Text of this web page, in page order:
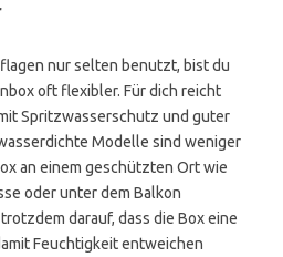
nur selten benutzt, bist du
oft flexibler. Für dich reicht
Spritzwasserschutz und guter
Modelle sind weniger
an einem geschützten Ort wie
oder unter dem Balkon
darauf, dass die Box eine
Feuchtigkeit entweichen